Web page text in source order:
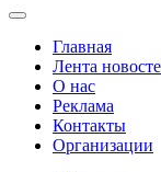
Главная
Лента
О нас
Реклама
Контакты
Организации